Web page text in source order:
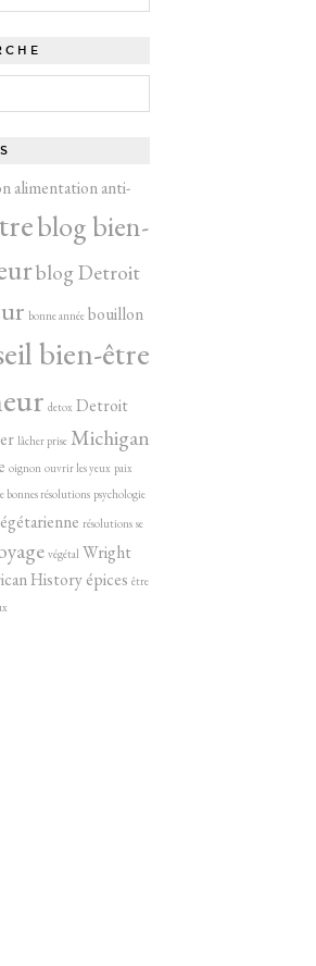
alimentation anti-
blog bien-
blog Detroit
bonne année bouillon
bien-être
detox Detroit
lâcher prise Michigan
oignon ouvrir les yeux paix
bonnes résolutions psychologie
résolutions se
végétal Wright
Historyépices être